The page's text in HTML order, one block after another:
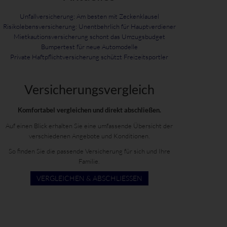
Unfallversicherung: Am besten mit Zeckenklausel
Risikolebensversicherung: Unentbehrlich für Hauptverdiener
Mietkautionsversicherung schont das Umzugsbudget
Bumpertest für neue Automodelle
Private Haftpflichtversicherung schützt Freizeitsportler
Versicherungs­vergleich
Komfortabel vergleichen und direkt abschließen.
Auf einen Blick erhalten Sie eine umfassende Übersicht der
verschiedenen Angebote und Konditionen.
So finden Sie die passende Versicherung für sich und Ihre
Familie.
VERGLEICHEN & ABSCHLIESSEN